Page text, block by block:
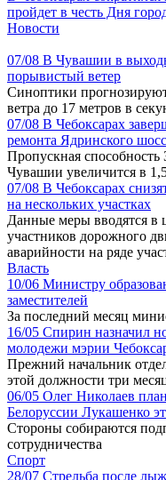
пройдет в честь Дня
Новости
07/08 В Чувашии в
порывистый ветер
Синоптики
ветра до 17 метров в
07/08 В Чебоксарах
ремонта Ядринского
Пропускная способность
Чувашии увеличится в
07/08 В Чебоксарах
на нескольких участках
Данные меры вводятся в
участников дорожного
аварийности на ряде
Власть
10/06 Министру
заместителей
За последний месяц
16/05 Спирин назначил
молодежи мэрии
Прежний начальник
этой должности три
06/05 Олег Николаев
Белоруссии Лукашенко
Стороны собираются
сотрудничества
Спорт
28/07 Стрельба после